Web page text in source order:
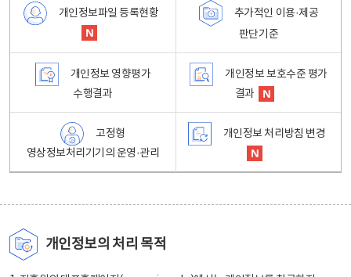
개인정보파일 등록현황
추가적인 이용·제공
판단기준
개인정보 영향평가
수행결과
개인정보 보호수준 평가
결과
고정형
영상정보처리기기의 운영·관리
개인정보 처리방침 변경
개인정보의 처리 목적